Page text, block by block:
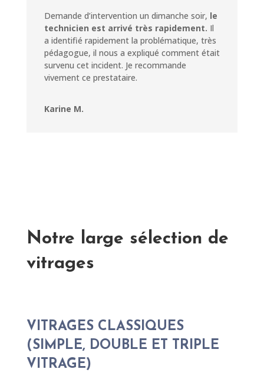
Demande d’intervention un dimanche soir, le
technicien est arrivé très rapidement. Il
a identifié rapidement la problématique, très
pédagogue, il nous a expliqué comment était
survenu cet incident. Je recommande
vivement ce prestataire.
Karine M.
Notre large sélection de
vitrages
VITRAGES CLASSIQUES
(SIMPLE, DOUBLE ET TRIPLE
VITRAGE)